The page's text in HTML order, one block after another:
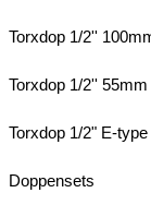
Torxdop 1/2''
Torxdop 1/2'' 55mm
Torxdop 1/2" E-type
Doppensets